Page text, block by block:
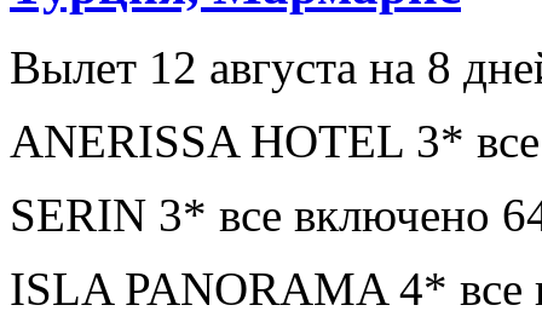
Вылет 12 августа на 8
ANERISSA HOTEL 3*
SERIN 3* все включено
ISLA PANORAMA 4* все